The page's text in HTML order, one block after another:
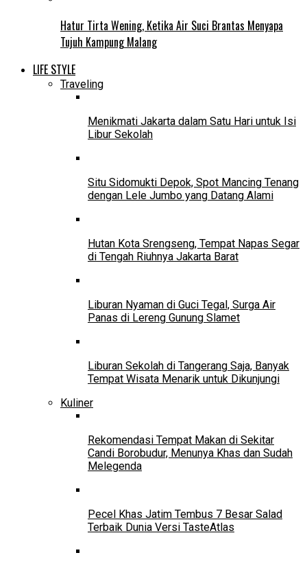
Hatur Tirta Wening, Ketika Air Suci Brantas Menyapa
Tujuh Kampung Malang
LIFE STYLE
Traveling
Menikmati Jakarta dalam Satu Hari untuk Isi
Libur Sekolah
Situ Sidomukti Depok, Spot Mancing Tenang
dengan Lele Jumbo yang Datang Alami
Hutan Kota Srengseng, Tempat Napas Segar
di Tengah Riuhnya Jakarta Barat
Liburan Nyaman di Guci Tegal, Surga Air
Panas di Lereng Gunung Slamet
Liburan Sekolah di Tangerang Saja, Banyak
Tempat Wisata Menarik untuk Dikunjungi
Kuliner
Rekomendasi Tempat Makan di Sekitar
Candi Borobudur, Menunya Khas dan Sudah
Melegenda
Pecel Khas Jatim Tembus 7 Besar Salad
Terbaik Dunia Versi TasteAtlas